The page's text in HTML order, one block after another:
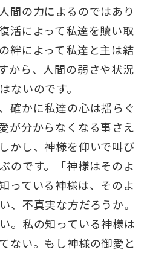
間の力によるのではあり
活によって私達を贖い取
絆によって私達と主は結
から、人間の弱さや状況
ないのです。
確かに私達の心は揺らぐ
が分からなくなる事さえ
かし、神様を仰いで叫び
のです。「神様はそのよ
っている神様は、そのよ
、不真実な方だろうか。
。私の知っている神様は
ない。もし神様の御愛と